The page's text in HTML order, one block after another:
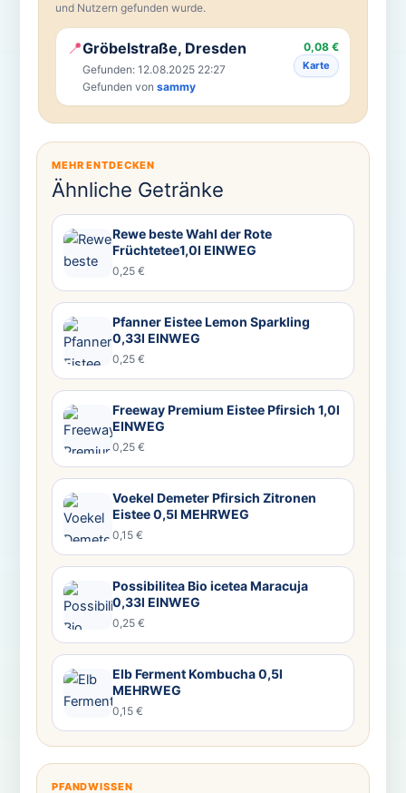
und Nutzern gefunden wurde.
📍Gröbelstraße, Dresden
Gefunden: 12.08.2025 22:27
Gefunden von sammy
0,08 €
Karte
MEHR ENTDECKEN
Ähnliche Getränke
Rewe beste Wahl der Rote
Früchtetee1,0l EINWEG
0,25 €
Pfanner Eistee Lemon Sparkling
0,33l EINWEG
0,25 €
Freeway Premium Eistee Pfirsich 1,0l
EINWEG
0,25 €
Voekel Demeter Pfirsich Zitronen
Eistee 0,5l MEHRWEG
0,15 €
Possibilitea Bio icetea Maracuja
0,33l EINWEG
0,25 €
Elb Ferment Kombucha 0,5l
MEHRWEG
0,15 €
PFANDWISSEN